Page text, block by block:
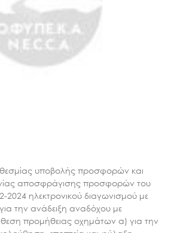
υποβολής προσφορών και
αποσφράγισης προσφορών του
2024 ηλεκτρονικού διαγωνισμού με
την ανάδειξη αναδόχου με
προμήθειας οχημάτων α) για την